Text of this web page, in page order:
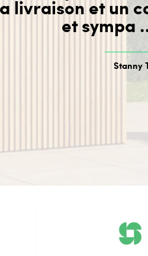
livraison et un
et sympa
Stanny